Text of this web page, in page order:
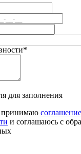
*
для заполнения
принимаю
и соглашаюсь с